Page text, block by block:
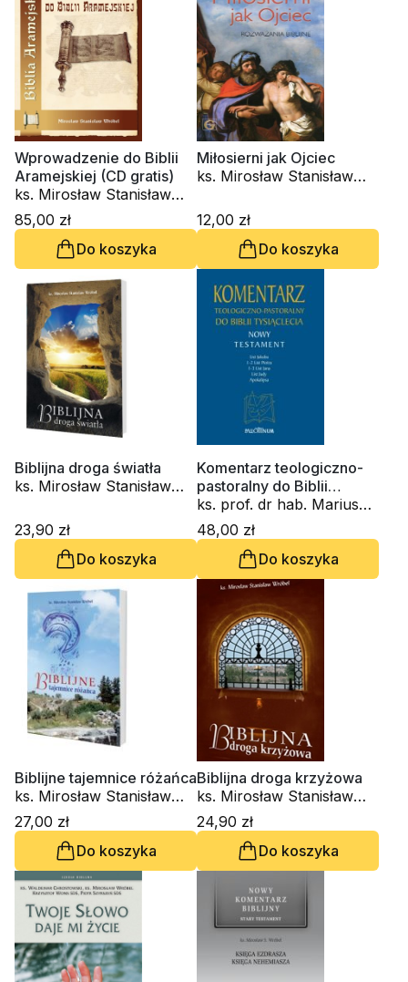
Wprowadzenie do Biblii
Aramejskiej (CD gratis)
ks. Mirosław Stanisław
Wróbel
85,00 zł
Do koszyka
Miłosierni jak Ojciec
ks. Mirosław Stanisław
12,00 zł
Do koszyka
Biblijna droga światła
ks. Mirosław Stanisław
23,90 zł
Do koszyka
Komentarz teologiczno-
pastoralny do Biblii
Tysiąclecia t. 5
ks. prof. dr hab. Mariusz
Rosik, ks. Mirosław
Stanisław Wróbel, prof. dr
hab. Hugolin
Langkammer
48,00 zł
Do koszyka
Biblijne tajemnice różańca
ks. Mirosław Stanisław
Wróbel
27,00 zł
Do koszyka
Biblijna droga krzyżowa
ks. Mirosław Stanisław
Wróbel
24,90 zł
Do koszyka